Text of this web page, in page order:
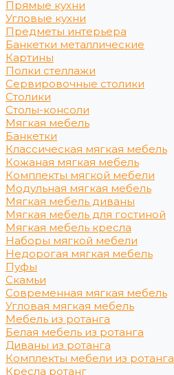
Прямые кухни
Угловые кухни
Предметы интерьера
Банкетки металлические
Картины
Полки стеллажи
Сервировочные столики
Столики
Столы-консоли
Мягкая мебель
Банкетки
Классическая мягкая мебель
Кожаная мягкая мебель
Комплекты мягкой мебели
Модульная мягкая мебель
Мягкая мебель диваны
Мягкая мебель для гостиной
Мягкая мебель кресла
Наборы мягкой мебели
Недорогая мягкая мебель
Пуфы
Скамьи
Современная мягкая мебель
Угловая мягкая мебель
Мебель из ротанга
Белая мебель из ротанга
Диваны из ротанга
Комплекты мебели из ротанга
Кресла ротанг